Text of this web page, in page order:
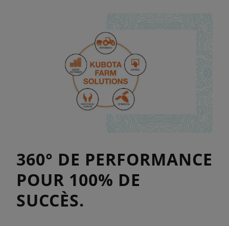
360° DE PERFORMANCE
POUR 100% DE
SUCCÈS.